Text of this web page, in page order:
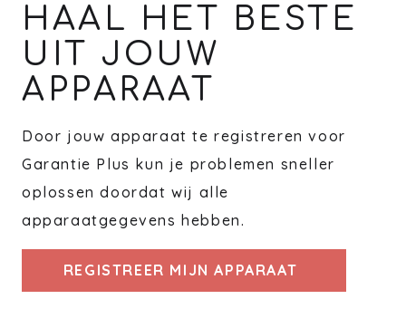
HAAL HET BESTE
UIT JOUW
APPARAAT
Door jouw apparaat te registreren voor
Garantie Plus kun je problemen sneller
oplossen doordat wij alle
apparaatgegevens hebben.
REGISTREER MIJN APPARAAT